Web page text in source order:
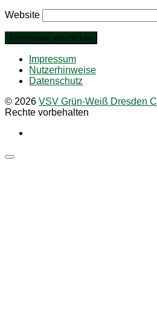
Website
Impressum
Nutzerhinweise
Datenschutz
© 2026 VSV Grün-Weiß Dresden
Rechte vorbehalten